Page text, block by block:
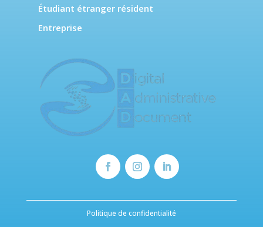
Étudiant étranger résident
Entreprise
Politique de confidentialité